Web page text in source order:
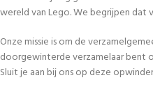
wereld van Lego. We begrijpen dat
Onze missie is om de
doorgewinterde verzamelaar bent
Sluit je aan bij ons op deze